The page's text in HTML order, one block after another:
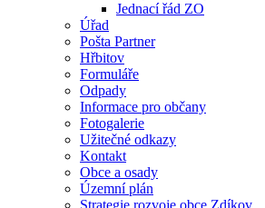
Jednací řád ZO
Úřad
Pošta Partner
Hřbitov
Formuláře
Odpady
Informace pro občany
Fotogalerie
Užitečné odkazy
Kontakt
Obce a osady
Územní plán
Strategie rozvoje obce Zdíkov